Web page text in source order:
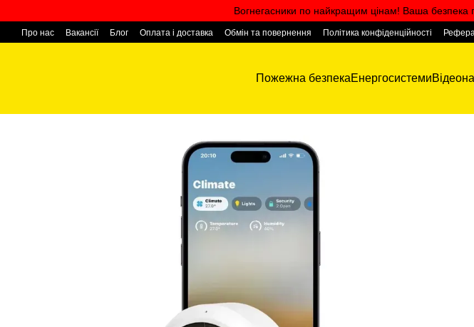
Вогнегасники по найкращим цінам! Ваша безпека
Про нас Вакансії Блог Оплата і доставка Обмін та повернення Політика конфіденційності
Пожежна безпекаЕнергосистеми